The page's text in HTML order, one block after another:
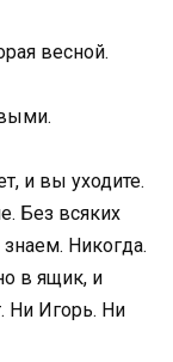
весной.
и вы уходите.
Без всяких
Никогда.
в ящик, и
Ни Игорь. Ни